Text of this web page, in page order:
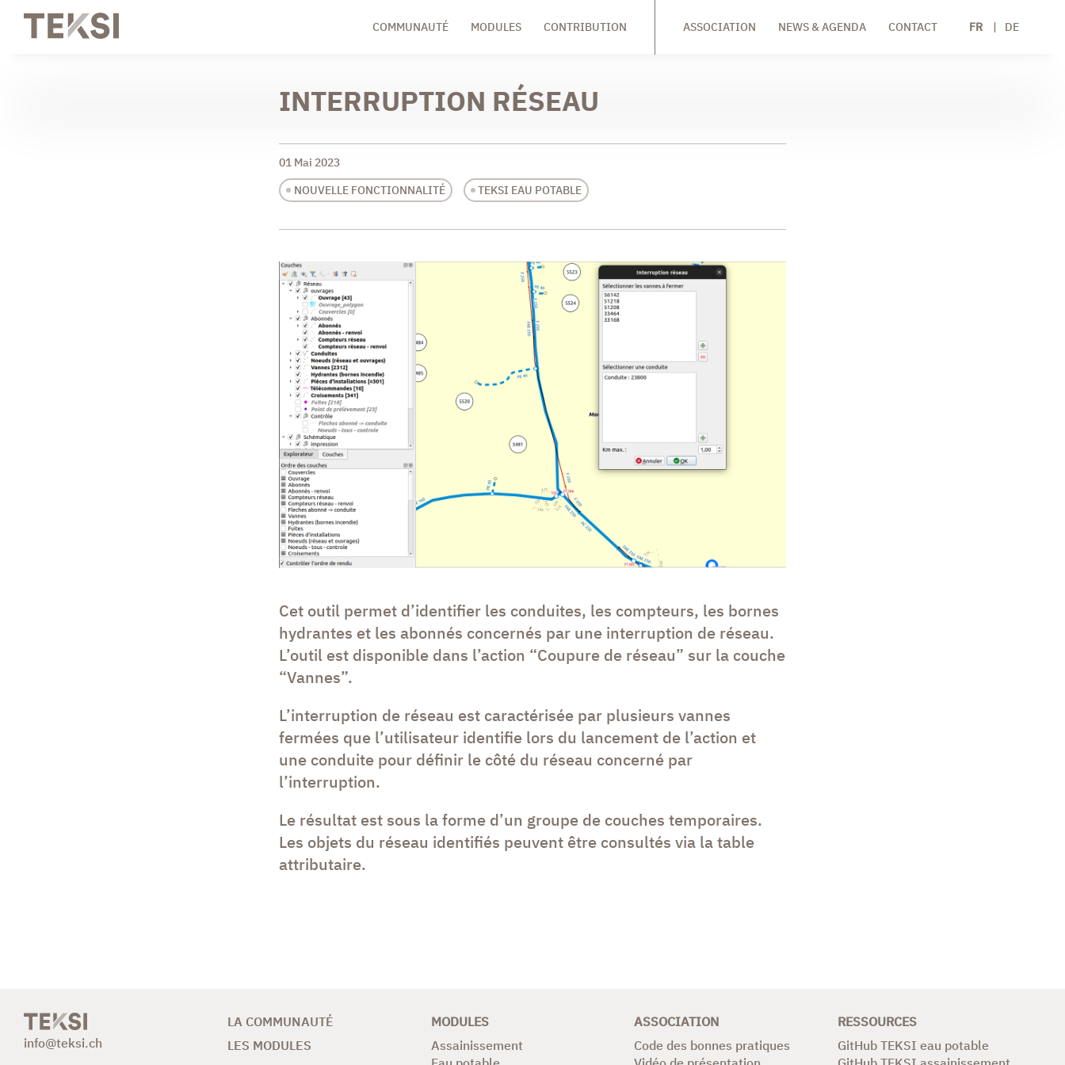
COMMUNAUTÉ MODULES CONTRIBUTION ASSOCIATION NEWS & AGENDA CONTACT FR DE
INTERRUPTION RÉSEAU
01 Mai 2023
NOUVELLE FONCTIONNALITÉ
TEKSI EAU POTABLE
Cet outil permet d’identifier les conduites, les compteurs, les bornes
hydrantes et les abonnés concernés par une interruption de réseau.
L’outil est disponible dans l’action “Coupure de réseau” sur la couche
“Vannes”.
L’interruption de réseau est caractérisée par plusieurs vannes
fermées que l’utilisateur identifie lors du lancement de l’action et
une conduite pour définir le côté du réseau concerné par
l’interruption.
Le résultat est sous la forme d’un groupe de couches temporaires.
Les objets du réseau identifiés peuvent être consultés via la table
attributaire.
info@teksi.ch
LA COMMUNAUTÉ
LES MODULES
MODULES
Assainissement
ASSOCIATION
Code des bonnes pratiques
RESSOURCES
GitHub TEKSI eau potable